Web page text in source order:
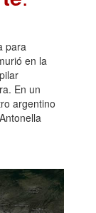
para
en la
En un
argentino